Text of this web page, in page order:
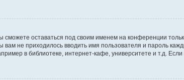
сможете оставаться под своим именем на конференции
вам не приходилось вводить имя пользователя и пароль
в библиотеке, интернет-кафе, университете и т.д. Если